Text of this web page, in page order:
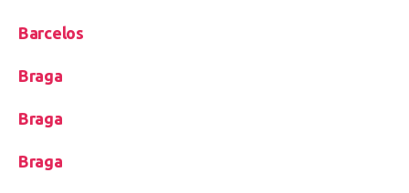
Barcelos
Braga
Braga
Braga